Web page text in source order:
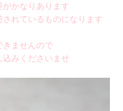
がかなりあります
れているものになります
きませんので
込みくださいませ